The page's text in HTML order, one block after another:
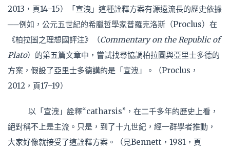
2013，頁14–15）「宣洩」這種詮釋方案有源遠流長的歷史依據
──例如，公元五世紀的希臘哲學家普羅克洛斯（Proclus）在
《柏拉圖之理想國評注》（Commentary on the Republic of
Plato）的第五篇文章中，嘗試找尋協調柏拉圖與亞里士多德的
方案，假設了亞里士多德講的是「宣洩」。（Proclus，
2012，頁17–19）
以「宣洩」詮釋“catharsis”，在二千多年的歷史上看，
絕對稱不上是主流。只是，到了十九世紀，經一群學者推動，
大家好像就接受了這詮釋方案。（見Bennett，1981，頁